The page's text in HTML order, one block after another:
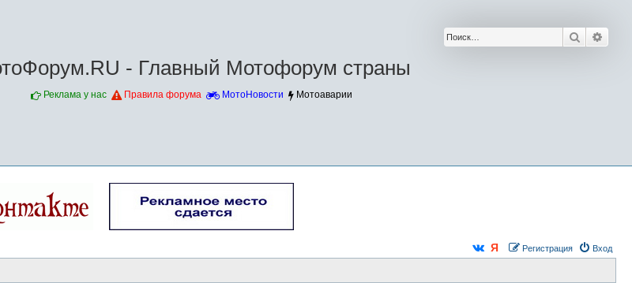
Поиск
- Главный Мотофорум страны
Реклама у нас Правила форума МотоНовости Мотоаварии
Вход
Регистрация